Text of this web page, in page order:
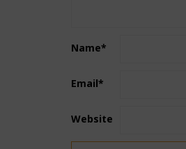
Name*
Email*
Website